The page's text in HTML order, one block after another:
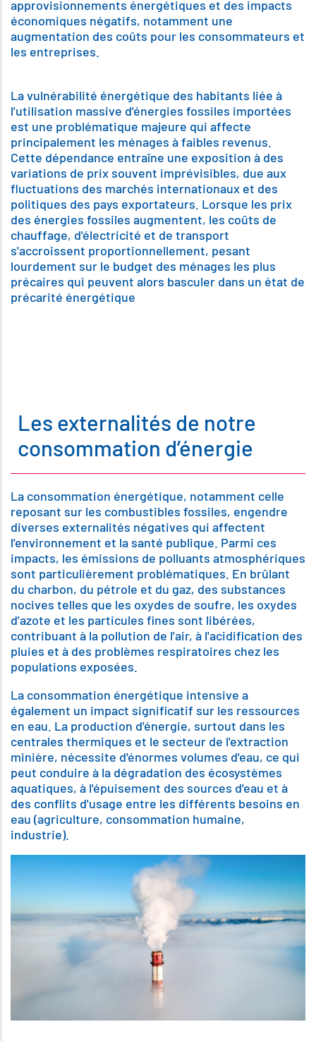
approvisionnements énergétiques et des impacts
économiques négatifs, notamment une
augmentation des coûts pour les consommateurs et
les entreprises.
La vulnérabilité énergétique des habitants liée à
l'utilisation massive d'énergies fossiles importées
est une problématique majeure qui affecte
principalement les ménages à faibles revenus.
Cette dépendance entraîne une exposition à des
variations de prix souvent imprévisibles, due aux
fluctuations des marchés internationaux et des
politiques des pays exportateurs. Lorsque les prix
des énergies fossiles augmentent, les coûts de
chauffage, d'électricité et de transport
s'accroissent proportionnellement, pesant
lourdement sur le budget des ménages les plus
précaires qui peuvent alors basculer dans un état de
précarité énergétique
Les externalités de notre
consommation d’énergie
La consommation énergétique, notamment celle
reposant sur les combustibles fossiles, engendre
diverses externalités négatives qui affectent
l'environnement et la santé publique. Parmi ces
impacts, les émissions de polluants atmosphériques
sont particulièrement problématiques. En brûlant
du charbon, du pétrole et du gaz, des substances
nocives telles que les oxydes de soufre, les oxydes
d'azote et les particules fines sont libérées,
contribuant à la pollution de l'air, à l'acidification des
pluies et à des problèmes respiratoires chez les
populations exposées.
La consommation énergétique intensive a
également un impact significatif sur les ressources
en eau. La production d'énergie, surtout dans les
centrales thermiques et le secteur de l'extraction
minière, nécessite d'énormes volumes d'eau, ce qui
peut conduire à la dégradation des écosystèmes
aquatiques, à l'épuisement des sources d'eau et à
des conflits d'usage entre les différents besoins en
eau (agriculture, consommation humaine,
industrie).